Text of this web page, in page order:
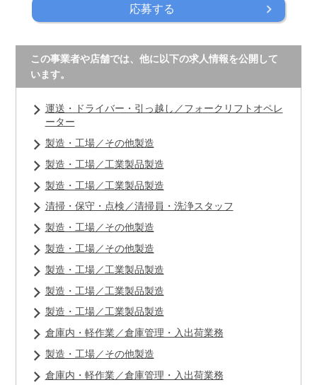
応募する
この事業者や店舗では、他に以下の求人情報を公開して
います。
運送・ドライバー・引っ越し／フォークリフトオペレ
ーター
製造・工場／その他製造
製造・工場／工業製品製造
製造・工場／工業製品製造
清掃・保守・点検／清掃員・洗浄スタッフ
製造・工場／その他製造
製造・工場／その他製造
製造・工場／工業製品製造
製造・工場／工業製品製造
製造・工場／工業製品製造
倉庫内・軽作業／倉庫管理・入出荷業務
製造・工場／その他製造
倉庫内・軽作業／倉庫管理・入出荷業務